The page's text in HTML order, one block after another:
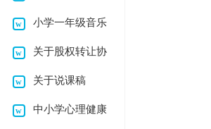
小学一年级音乐
说课稿关于股权转让协
议书 关于说课稿
中小学心理健康